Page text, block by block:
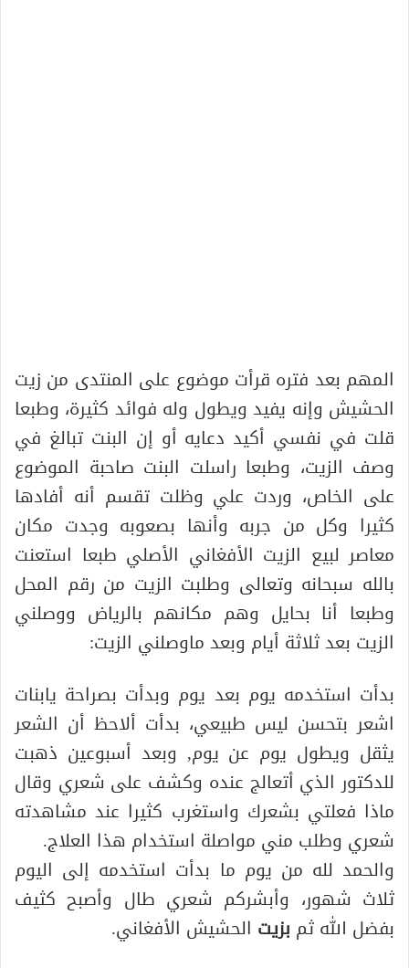
المهم بعد فتره قرأت موضوع على المنتدى من زيت
الحشيش وإنه يفيد ويطول وله فوائد كثيرة، وطبعا
قلت في نفسي أكيد دعايه أو إن البنت تبالغ في
وصف الزيت، وطبعا راسلت البنت صاحبة الموضوع
على الخاص، وردت علي وظلت تقسم أنه أفادها
كثيرا وكل من جربه وأنها بصعوبه وجدت مكان
معاصر لبيع الزيت الأفغاني الأصلي طبعا استعنت
بالله سبحانه وتعالى وطلبت الزيت من رقم المحل
وطبعا أنا بحايل وهم مكانهم بالرياض ووصلني
الزيت بعد ثلاثة أيام وبعد ماوصلني الزيت:
بدأت استخدمه يوم بعد يوم وبدأت بصراحة يابنات
اشعر بتحسن ليس طبيعي، بدأت ألاحظ أن الشعر
يثقل ويطول يوم عن يوم, وبعد أسبوعين ذهبت
للدكتور الذي أتعالج عنده وكشف على شعري وقال
ماذا فعلتي بشعرك واستغرب كثيرا عند مشاهدته
شعري وطلب مني مواصلة استخدام هذا العلاج.
والحمد لله من يوم ما بدأت استخدمه إلى اليوم
ثلاث شهور، وأبشركم شعري طال وأصبح كثيف
بفضل الله ثم بزيت الحشيش الأفغاني.